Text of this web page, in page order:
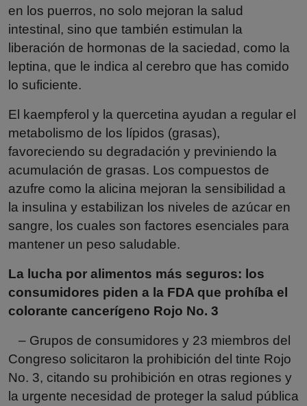
en los puerros, no solo mejoran la salud
intestinal, sino que también estimulan la
liberación de hormonas de la saciedad, como la
leptina, que le indica al cerebro que has comido
lo suficiente.
El kaempferol y la quercetina ayudan a regular el
metabolismo de los lípidos (grasas),
favoreciendo su degradación y previniendo la
acumulación de grasas. Los compuestos de
azufre como la alicina mejoran la sensibilidad a
la insulina y estabilizan los niveles de azúcar en
sangre, los cuales son factores esenciales para
mantener un peso saludable.
La lucha por alimentos más seguros: los
consumidores piden a la FDA que prohíba el
colorante cancerígeno Rojo No. 3
– Grupos de consumidores y 23 miembros del
Congreso solicitaron la prohibición del tinte Rojo
No. 3, citando su prohibición en otras regiones y
la urgente necesidad de proteger la salud pública